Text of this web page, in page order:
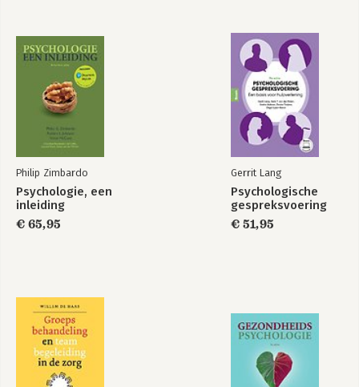
Philip Zimbardo
Psychologie, een
inleiding
€ 65,95
Gerrit Lang
Psychologische
gespreksvoering
€ 51,95